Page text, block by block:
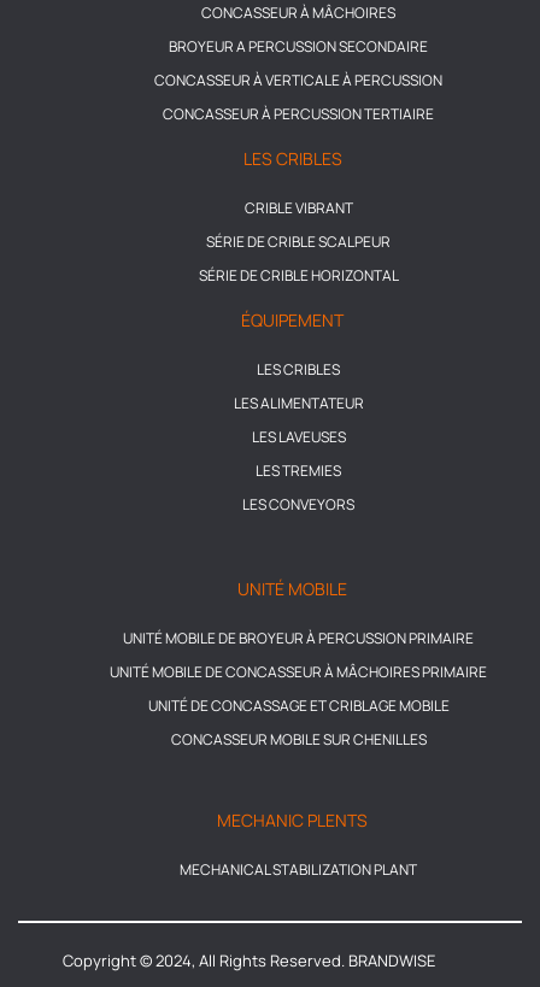
CONCASSEUR À MÂCHOIRES
BROYEUR A PERCUSSION SECONDAIRE
CONCASSEUR À VERTICALE À PERCUSSION
CONCASSEUR À PERCUSSION TERTIAIRE
LES CRIBLES
CRIBLE VIBRANT
SÉRIE DE CRIBLE SCALPEUR
SÉRIE DE CRIBLE HORIZONTAL
ÉQUIPEMENT
LES CRIBLES
LES ALIMENTATEUR
LES LAVEUSES
LES TREMIES
LES CONVEYORS
UNITÉ MOBILE
UNITÉ MOBILE DE BROYEUR À PERCUSSION PRIMAIRE
UNITÉ MOBILE DE CONCASSEUR À MÂCHOIRES PRIMAIRE
UNITÉ DE CONCASSAGE ET CRIBLAGE MOBILE
CONCASSEUR MOBILE SUR CHENILLES
MECHANIC PLENTS
MECHANICAL STABILIZATION PLANT
Copyright © 2024, All Rights Reserved. BRANDWISE